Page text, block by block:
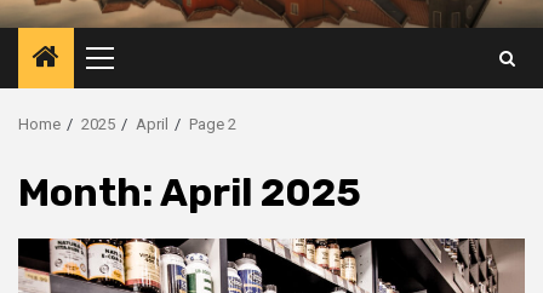
Primary
Menu
Home 2025 April Page 2
Month:April 2025